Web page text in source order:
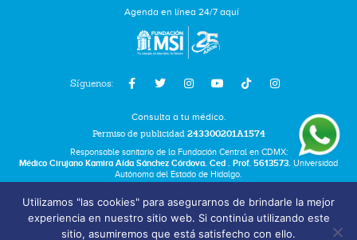
Síguenos:
Agenda en línea 24/7 aquí
Consulta a tu médico.
Permiso de publicidad 243300201A1574
Responsable sanitario de la Fundación Central en CDMX:
Médico Cirujano Kamira Aída Sánchez Córdova. Ced . Prof. 5613573. Universidad
Autónoma del Estado de Hidalgo.
Términos y Condiciones
Bolsa de Trabajo
Utilizamos "las cookies" para asegurarnos de brindarle la mejor
experiencia en nuestro sitio web. Si continúa utilizando este
sitio, asumiremos que está satisfecho con ello.